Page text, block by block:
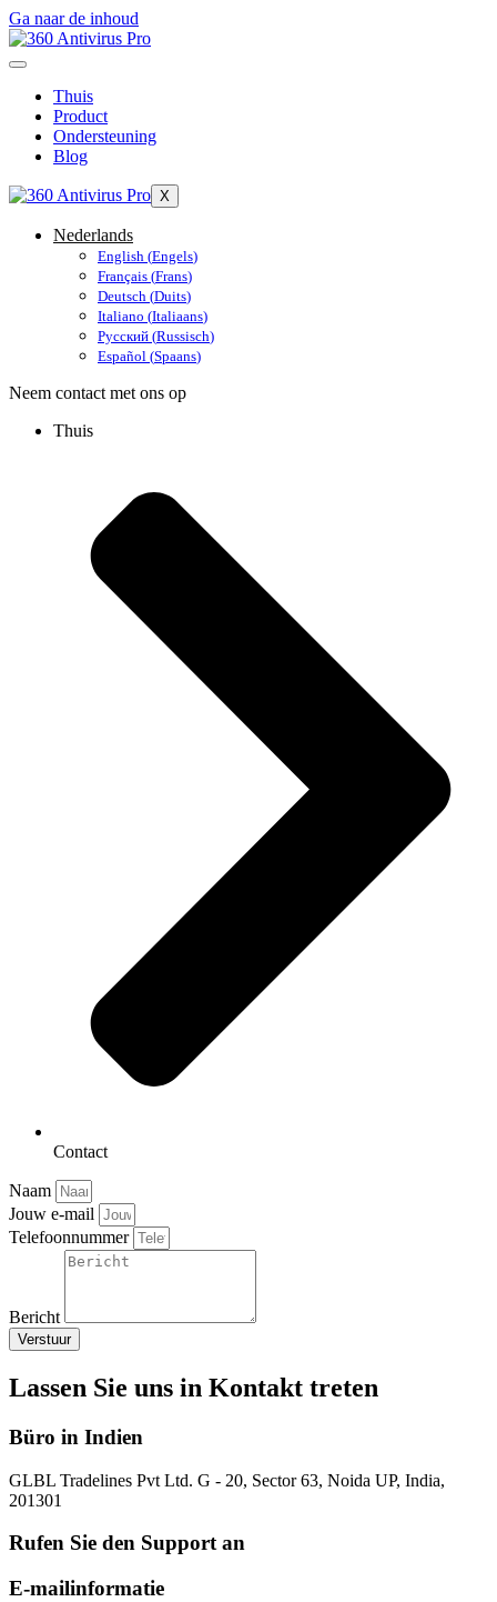
Ga naar de inhoud
Thuis
Product
Ondersteuning
Blog
X
Nederlands
English (Engels)
Français (Frans)
Deutsch (Duits)
Italiano (Italiaans)
Русский (Russisch)
Español (Spaans)
Neem contact met ons op
Thuis
Contact
Naam
Jouw e-mail
Telefoonnummer
Bericht
Verstuur
Lassen Sie uns in Kontakt treten
Büro in Indien
GLBL Tradelines Pvt Ltd. G - 20, Sector 63, Noida UP, India,
201301
Rufen Sie den Support an
E-mailinformatie